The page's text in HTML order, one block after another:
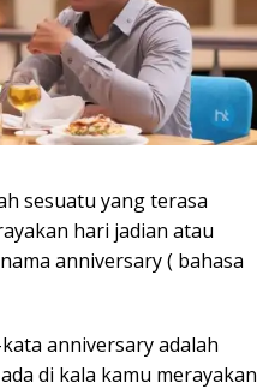
sesuatu yang terasa
hari jadian atau
anniversary ( bahasa
anniversary adalah
di kala kamu merayakan